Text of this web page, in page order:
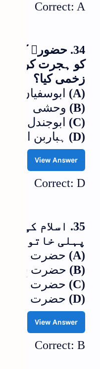
Correct: A
34. حضورﷺ کی
کو ہجرت کرتے
زخمی کیا؟
(A)
ابوسفیان
(B)
وحشی
(C)
ابوجندل
(D)
ہباربن الاسود
View Answer
Correct: D
35. اسلام کی
پہلی خاتون کا
(A)
حضرت زینبؓ
(B)
حضرت سمیہؓ
(C)
حضرت اُم
(D)
حضرت صفیہؓ
View Answer
Correct: B